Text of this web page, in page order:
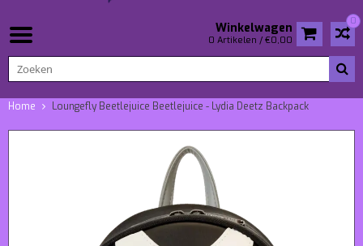
0
Winkelwagen
0 Artikelen / €0,00
Home Loungefly Beetlejuice Beetlejuice - Lydia Deetz Backpack